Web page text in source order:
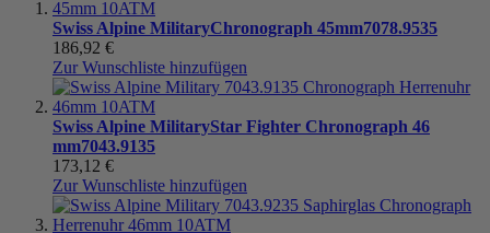
Swiss Alpine MilitaryChronograph 45mm7078.9535
186,92 €
Zur Wunschliste hinzufügen
Swiss Alpine MilitaryStar Fighter Chronograph 46
mm7043.9135
173,12 €
Zur Wunschliste hinzufügen